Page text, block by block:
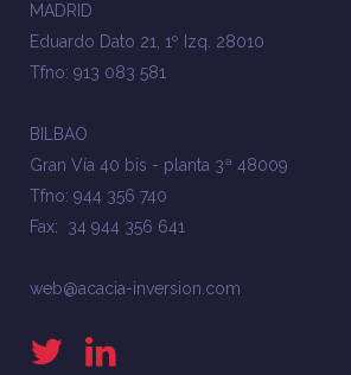
MADRID
Eduardo Dato 21, 1º Izq. 28010
Tfno: 913 083 581
BILBAO
Gran Vía 40 bis - planta 3ª 48009
Tfno: 944 356 740
Fax: 34 944 356 641
web@acacia-inversion.com